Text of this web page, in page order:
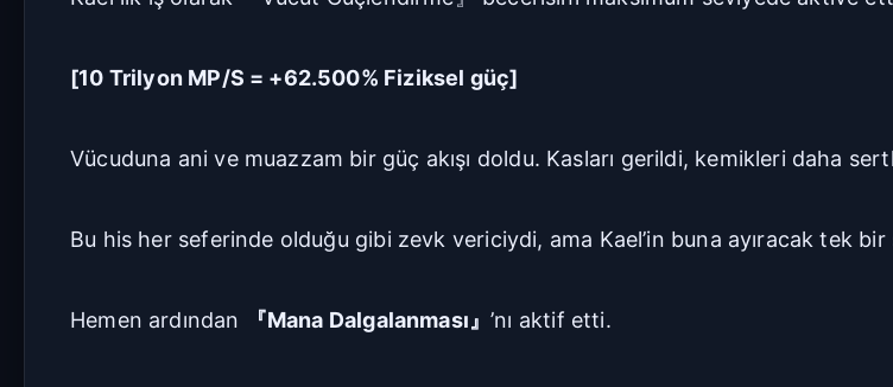
[10 Trilyon MP/S = +62.500% Fiziksel güç]
Vücuduna ani ve muazzam bir güç akışı doldu. Kasları gerildi, kemikleri daha
Bu his her seferinde olduğu gibi zevk vericiydi, ama Kael’in buna ayıracak tek
Hemen ardından 『Mana Dalgalanması』’nı aktif etti.